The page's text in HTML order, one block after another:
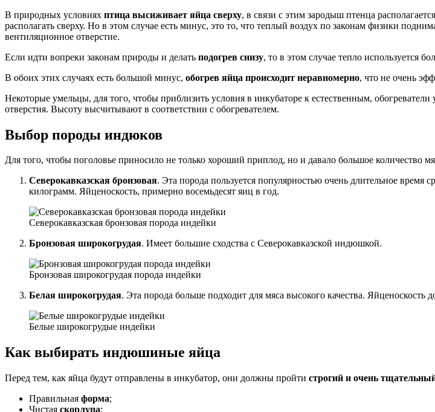
В природных условиях птица высиживает яйца сверху, в связи с этим зародыш птенца
располагать сверху. Но в этом случае есть минус, это то, что теплый воздух по законам физики
вентиляционное отверстие.
Если идти вопреки законам природы и делать подогрев снизу, то в этом случае тепло используется
В обоих этих случаях есть большой минус, обогрев яйца происходит неравномерно, что не очень
Некоторые умельцы, для того, чтобы приблизить условия в инкубаторе к естественным,
отверстия. Высоту высчитывают в соответствии с обогревателем.
Выбор породы индюков
Для того, чтобы поголовье приносило не только хороший приплод, но и давало большое количество
Северокавказская бронзовая. Эта порода пользуется популярностью очень длительное время
килограмм. Яйценоскость, примерно восемьдесят яиц в год.
Северокавказская бронзовая порода индейки
Бронзовая широкогрудая. Имеет большие сходства с Северокавказской индюшкой.
Бронзовая широкогрудая порода индейки
Белая широкогрудая. Эта порода больше подходит для мяса высокого качества. Яйценоскость
Белые широкогрудые индейки
Как выбирать индюшиные яйца
Перед тем, как яйца будут отправлены в инкубатор, они должны пройти строгий и очень
Правильная форма;
Чистая скорлупа;